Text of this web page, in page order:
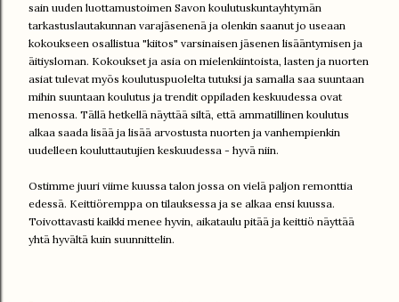
sain uuden luottamustoimen Savon koulutuskuntayhtymän
tarkastuslautakunnan varajäsenenä ja olenkin saanut jo useaan
kokoukseen osallistua "kiitos" varsinaisen jäsenen lisääntymisen ja
äitiysloman. Kokoukset ja asia on mielenkiintoista, lasten ja nuorten
asiat tulevat myös koulutuspuolelta tutuksi ja samalla saa suuntaan
mihin suuntaan koulutus ja trendit oppiladen keskuudessa ovat
menossa. Tällä hetkellä näyttää siltä, että ammatillinen koulutus
alkaa saada lisää ja lisää arvostusta nuorten ja vanhempienkin
uudelleen kouluttautujien keskuudessa - hyvä niin.
Ostimme juuri viime kuussa talon jossa on vielä paljon remonttia
edessä. Keittiöremppa on tilauksessa ja se alkaa ensi kuussa.
Toivottavasti kaikki menee hyvin, aikataulu pitää ja keittiö näyttää
yhtä hyvältä kuin suunnittelin.